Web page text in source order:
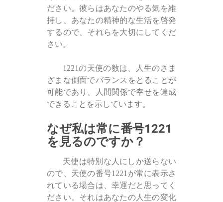
ださい。彼らはあなたのやる気を維
持し、あなたの精神的な生活を啓発
するので、それらを大切にしてくだ
さい。
1221の天使の数は、人生のさま
ざまな側面でバランスをとることが
可能であり、人間関係で幸せを達成
できることを示しています。
なぜ私は常に番号1221
を見るのですか？
天使は特別な人にしか送らない
ので、天使の番号1221が常に表示さ
れている場合は、幸運だと思ってく
ださい。それはあなたの人生の変化